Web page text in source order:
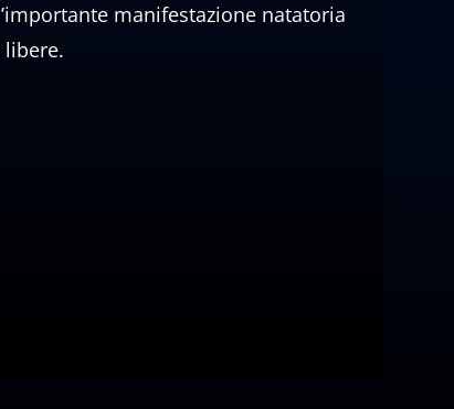
manifestazione natatoria